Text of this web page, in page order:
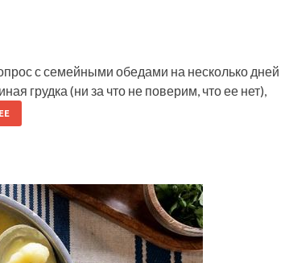
с семейными обедами на несколько дней
грудка (ни за что не поверим, что ее нет),